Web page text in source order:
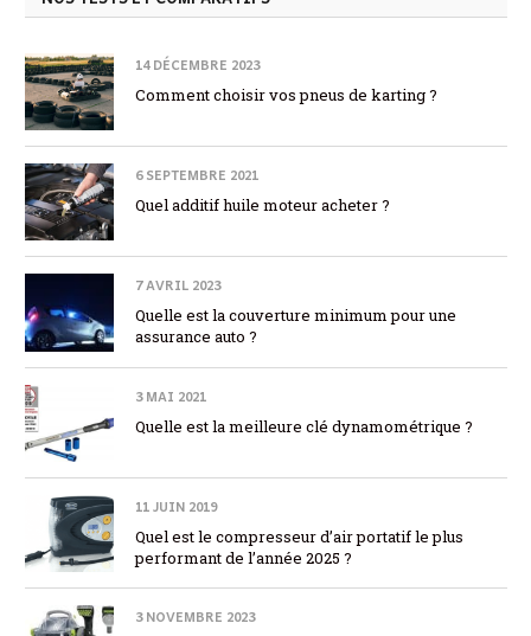
14 DÉCEMBRE 2023
Comment choisir vos pneus de karting ?
6 SEPTEMBRE 2021
Quel additif huile moteur acheter ?
7 AVRIL 2023
Quelle est la couverture minimum pour une
assurance auto ?
3 MAI 2021
Quelle est la meilleure clé dynamométrique ?
11 JUIN 2019
Quel est le compresseur d’air portatif le plus
performant de l’année 2025 ?
3 NOVEMBRE 2023